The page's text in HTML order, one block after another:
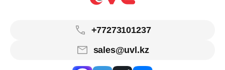
+77273101237
sales@uvl.kz